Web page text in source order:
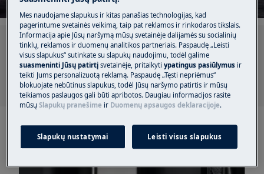
Ieškokite mūsų palaikymo straipsniuose
Mes naudojame slapukus ir kitas panašias technologijas, kad
pagerintume svetainės veikimą, taip pat reklamos ir rinkodaros tikslais.
Informacija apie Jūsų naršymą mūsų svetainėje dalijamės su socialinių
tinklų, reklamos ir duomenų analitikos partneriais. Paspaudę „Leisti
visus slapukus“ sutinkate su slapukų naudojimu, todėl galime
suasmeninti Jūsų patirtįsvetainėje, pritaikytiypatingus pasiūlymus ir
teikti Jums personalizuotą reklamą. Paspaudę „Tęsti nepriėmus“
blokuojate nebūtinus slapukus, todėl Jūsų naršymo patirtis ir mūsų
teikiamos paslaugos gali būti apribotos. Daugiau informacijos rasite
mūsųSlapukų pranešime ir Duomenų apsaugos deklaracijoje.
Slapukų nustatymai Leisti visus slapukus